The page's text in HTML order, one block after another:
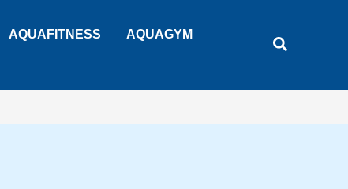
AQUAFITNESS
AQUAGYM